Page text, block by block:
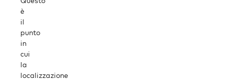
è
il
punto
in
cui
la
localizzazione